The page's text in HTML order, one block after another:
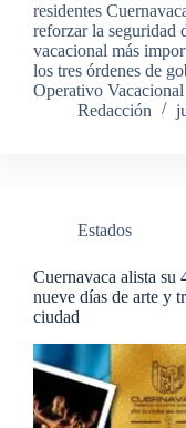
residentes
reforzar la seguridad
vacacional más
los tres órdenes de
Operativo
Redacción
Estados
Cuernavaca alista su
nueve días de arte y
ciudad